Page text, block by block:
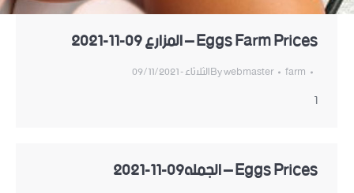
Eggs Farm Prices – المزارع 09-11-2021
farm
Bywebmaster الثلاثاء - 09/11/2021
1
Eggs Prices – الجمله09-11-2021